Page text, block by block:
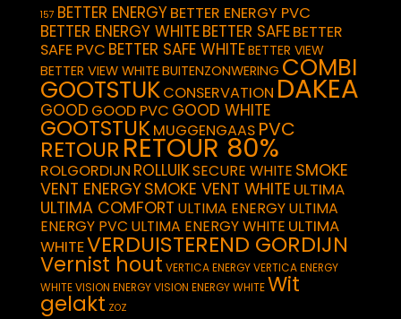
157 BETTER ENERGYBETTER ENERGY PVC
BETTER ENERGY WHITEBETTER SAFEBETTER
SAFE PVC BETTER SAFE WHITEBETTER VIEW
BETTER VIEW WHITEBUITENZONWERING COMBI
GOOTSTUKCONSERVATION DAKEA
GOOD GOOD PVC GOOD WHITE
GOOTSTUKMUGGENGAAS PVC
RETOUR RETOUR 80%
ROLGORDIJN ROLLUIKSECURE WHITE SMOKE
VENT ENERGYSMOKE VENT WHITE ULTIMA
ULTIMA COMFORT ULTIMA ENERGYULTIMA
ENERGY PVC ULTIMA ENERGY WHITE ULTIMA
WHITEVERDUISTEREND GORDIJN
Vernist hout VERTICA ENERGYVERTICA ENERGY
WHITEVISION ENERGYVISION ENERGY WHITEWit
gelakt ZOZ